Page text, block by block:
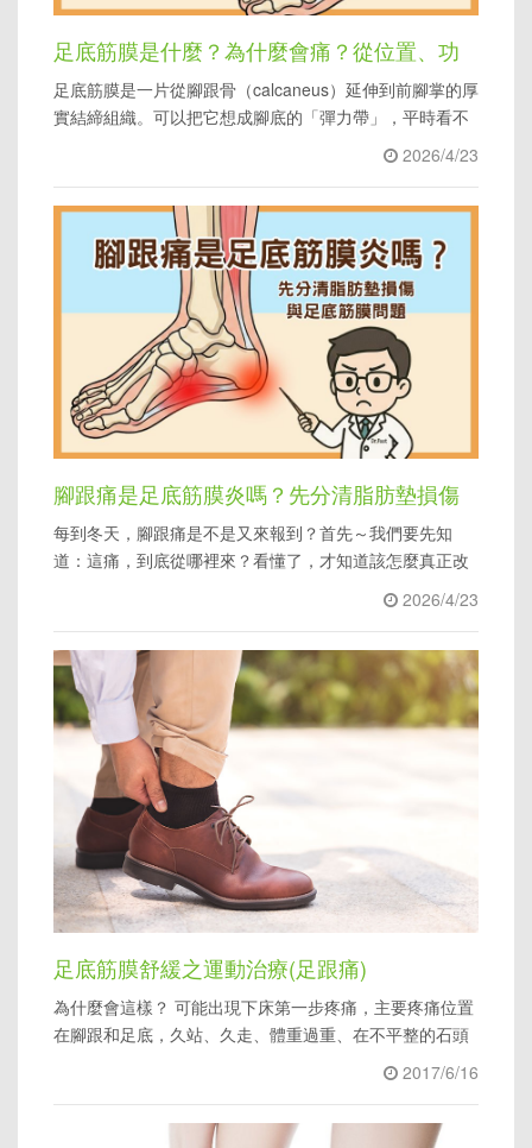
足底筋膜是什麼？為什麼會痛？從位置、功
能到常見原因一次看懂
足底筋膜是一片從腳跟骨（calcaneus）延伸到前腳掌的厚
實結締組織。可以把它想成腳底的「彈力帶」，平時看不
2026/4/23
腳跟痛是足底筋膜炎嗎？先分清脂肪墊損傷
與足底筋膜問題
每到冬天，腳跟痛是不是又來報到？首先～我們要先知
道：這痛，到底從哪裡來？看懂了，才知道該怎麼真正改
2026/4/23
足底筋膜舒緩之運動治療(足跟痛)
為什麼會這樣？ 可能出現下床第一步疼痛，主要疼痛位置
在腳跟和足底，久站、久走、體重過重、在不平整的石頭
路面跑步等，都可能導致足底筋膜過度使用，容易受傷發
2017/6/16